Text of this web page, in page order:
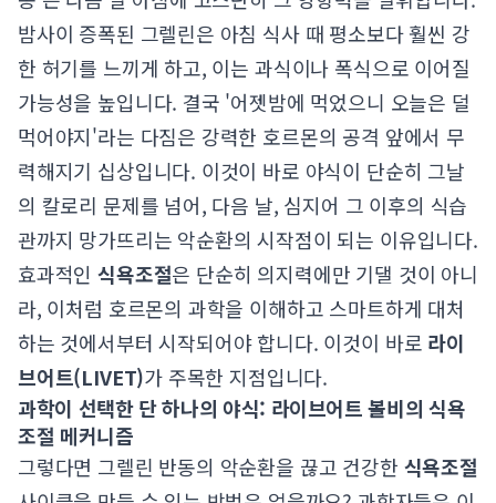
밤사이 증폭된 그렐린은 아침 식사 때 평소보다 훨씬 강
한 허기를 느끼게 하고, 이는 과식이나 폭식으로 이어질
가능성을 높입니다. 결국 '어젯밤에 먹었으니 오늘은 덜
먹어야지'라는 다짐은 강력한 호르몬의 공격 앞에서 무
력해지기 십상입니다. 이것이 바로 야식이 단순히 그날
의 칼로리 문제를 넘어, 다음 날, 심지어 그 이후의 식습
관까지 망가뜨리는 악순환의 시작점이 되는 이유입니다.
효과적인식욕조절은 단순히 의지력에만 기댈 것이 아니
라, 이처럼 호르몬의 과학을 이해하고 스마트하게 대처
하는 것에서부터 시작되어야 합니다. 이것이 바로 라이
브어트(LIVET)가 주목한 지점입니다.
과학이 선택한 단 하나의 야식: 라이브어트 볼비의 식욕
조절 메커니즘
그렇다면 그렐린 반동의 악순환을 끊고 건강한 식욕조절